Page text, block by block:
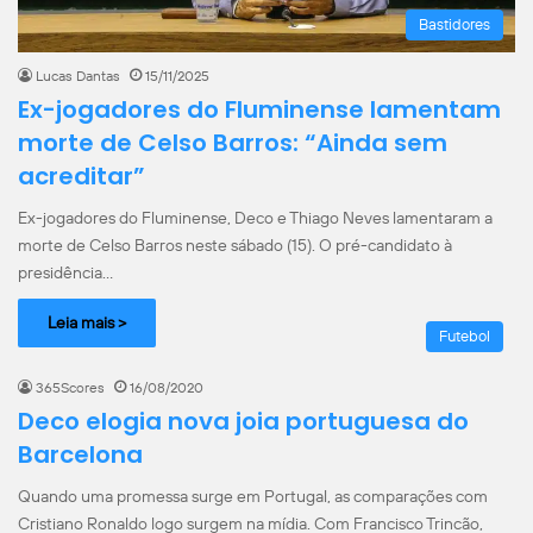
Bastidores
Lucas Dantas 15/11/2025
Ex-jogadores do Fluminense lamentam
morte de Celso Barros: “Ainda sem
acreditar”
Ex-jogadores do Fluminense, Deco e Thiago Neves lamentaram a
morte de Celso Barros neste sábado (15). O pré-candidato à
presidência…
Leia mais >
Futebol
365Scores 16/08/2020
Deco elogia nova joia portuguesa do
Barcelona
Quando uma promessa surge em Portugal, as comparações com
Cristiano Ronaldo logo surgem na mídia. Com Francisco Trincão,